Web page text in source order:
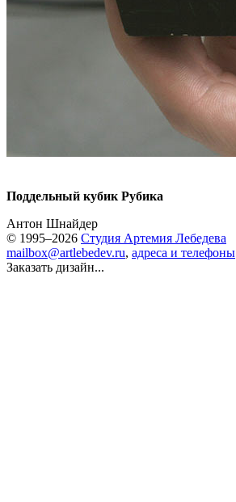
Поддельный кубик Рубика
Антон Шнайдер
© 1995–2026 Студия Артемия Лебедева
mailbox@artlebedev.ru, адреса и телефоны
Заказать дизайн...